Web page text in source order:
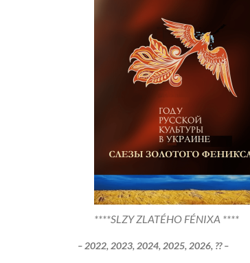
****SLZY ZLATÉHO FÉNIXA ****
– 2022, 2023, 2024, 2025, 2026, ?? –